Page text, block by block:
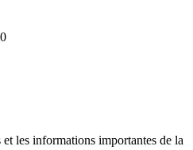
les informations importantes de la